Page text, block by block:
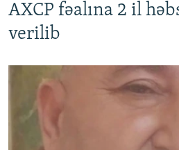
AXCP fəalına 2 il
verilib